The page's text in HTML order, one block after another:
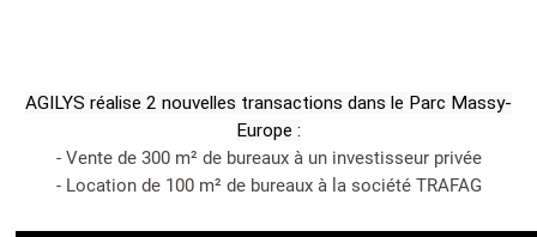
AGILYS réalise 2 nouvelles transactions dans le Parc Massy-
Europe :
- Vente de 300 m² de bureaux à un investisseur privée
- Location de 100 m² de bureaux à la société TRAFAG